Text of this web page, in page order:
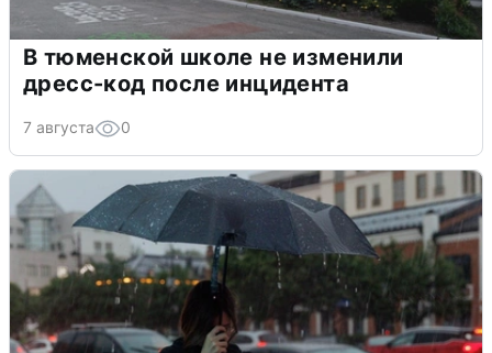
В тюменской школе не изменили
дресс-код после инцидента
7 августа 0